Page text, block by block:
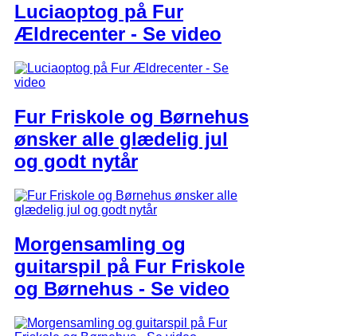
Luciaoptog på Fur
Ældrecenter - Se video
Fur Friskole og Børnehus
ønsker alle glædelig jul
og godt nytår
Morgensamling og
guitarspil på Fur Friskole
og Børnehus - Se video